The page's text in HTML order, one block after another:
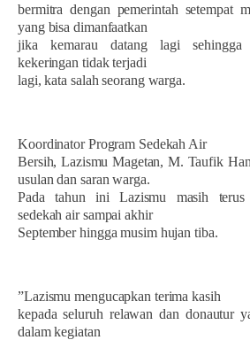
bermitra dengan pemerintah setempat
yang bisa dimanfaatkan
jika kemarau datang lagi sehingga
kekeringan tidak terjadi
lagi, kata salah seorang warga.
Koordinator Program Sedekah Air
Bersih, Lazismu Magetan, M. Taufik
usulan dan saran warga.
Pada tahun ini Lazismu masih terus
sedekah air sampai akhir
September hingga musim hujan tiba.
”Lazismu mengucapkan terima kasih
kepada seluruh relawan dan donautur
dalam kegiatan